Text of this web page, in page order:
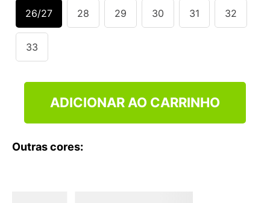
26/27 28 29 30 31 32
33
ADICIONAR AO CARRINHO
Outras cores: